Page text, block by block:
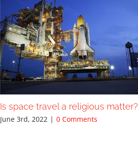
Is space travel a religious matter?
June 3rd, 2022 | 0 Comments